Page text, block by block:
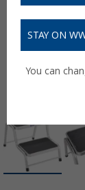
STAY ON
You can